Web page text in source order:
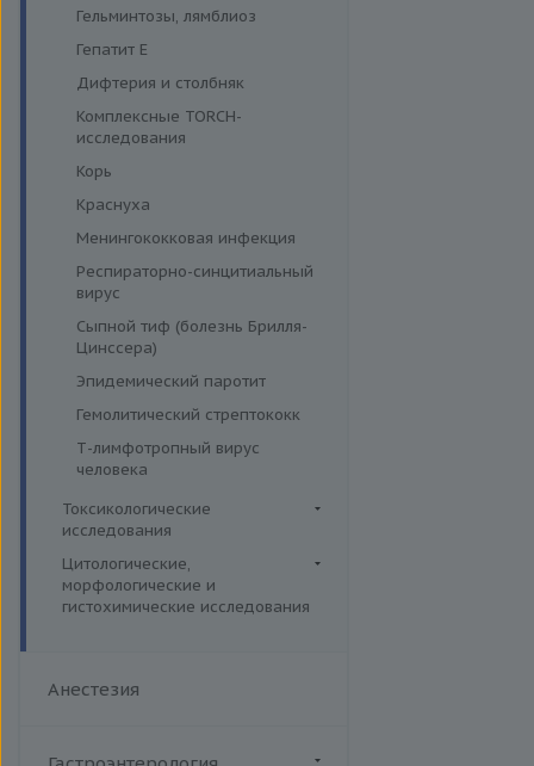
Гельминтозы, лямблиоз
Гепатит E
Дифтерия и столбняк
Комплексные TORCH-
исследования
Корь
Краснуха
Менингококковая инфекция
Респираторно-синцитиальный
вирус
Сыпной тиф (болезнь Брилля-
Цинссера)
Эпидемический паротит
Гемолитический стрептококк
Т-лимфотропный вирус
человека
Токсикологические
исследования
Лекарственный мониторинг
Комплексные исследования
Вирусные гепатиты
Здоровье ребенка
металлы (Кровь)
металлы (Моча)
Цитологические,
морфологические и
гистохимические исследования
Гистологические исследования
Иммуногистохимические и
Анестезия